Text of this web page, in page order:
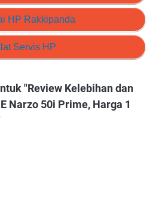
HP Rakkipanda
Servis HP
"Review Kelebihan dan
Narzo 50i Prime, Harga 1